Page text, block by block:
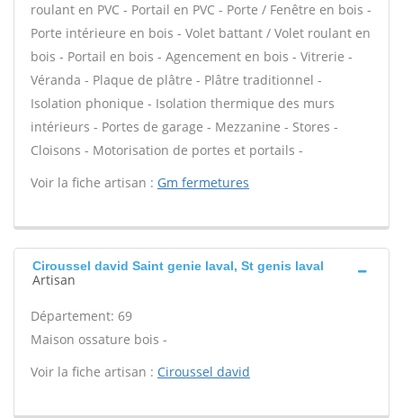
roulant en PVC - Portail en PVC - Porte / Fenêtre en bois -
Porte intérieure en bois - Volet battant / Volet roulant en
bois - Portail en bois - Agencement en bois - Vitrerie -
Véranda - Plaque de plâtre - Plâtre traditionnel -
Isolation phonique - Isolation thermique des murs
intérieurs - Portes de garage - Mezzanine - Stores -
Cloisons - Motorisation de portes et portails -
Voir la fiche artisan : Gm fermetures
Ciroussel david Saint genie laval, St genis laval
Artisan
Département: 69
Maison ossature bois -
Voir la fiche artisan : Ciroussel david